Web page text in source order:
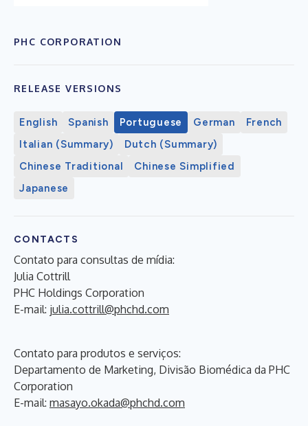
PHC CORPORATION
RELEASE VERSIONS
English Spanish Portuguese German
French
Italian (Summary)
Dutch (Summary)
Chinese Traditional
Chinese Simplified
Japanese
CONTACTS
Contato para consultas de mídia:
Julia Cottrill
PHC Holdings Corporation
E-mail: julia.cottrill@phchd.com
Contato para produtos e serviços:
Departamento de Marketing, Divisão Biomédica da PHC
Corporation
E-mail: masayo.okada@phchd.com